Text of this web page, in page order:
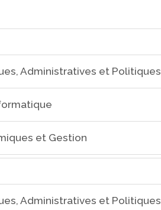
Administratives et Politiques
et Gestion
Administratives et Politiques